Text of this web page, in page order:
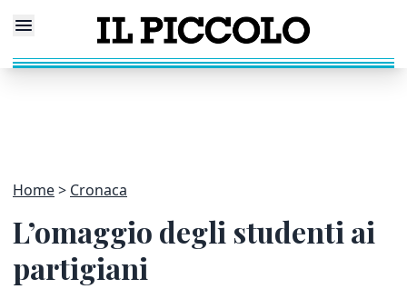
Home Cronaca
L’omaggio degli studenti ai
partigiani